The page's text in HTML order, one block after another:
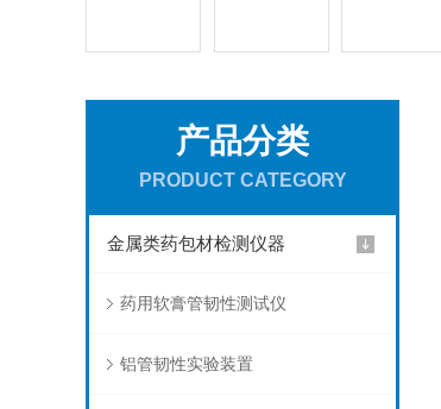
产品分类
PRODUCT CATEGORY
金属类药包材检测仪器
药用软膏管韧性测试仪
铝管韧性实验装置